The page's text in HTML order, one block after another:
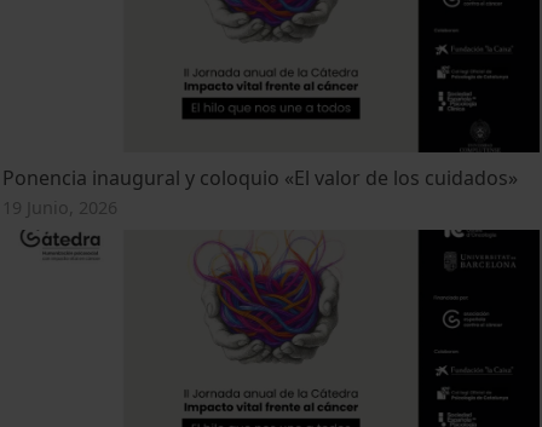
Ponencia inaugural y coloquio «El valor de los cuidados»
19 Junio, 2026